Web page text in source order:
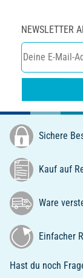
NEWSLETTER
Sichere
Kauf auf
Ware
Einfacher
Hast du noch